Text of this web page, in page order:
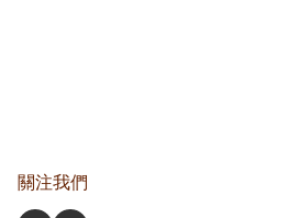
關注我們